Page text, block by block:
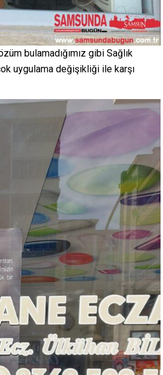
bulamadığımız gibi Sağlık
uygulama değişikliği ile karşı
Renginar – Dijital
Pazarlama ve İnternet
Hizmetleri